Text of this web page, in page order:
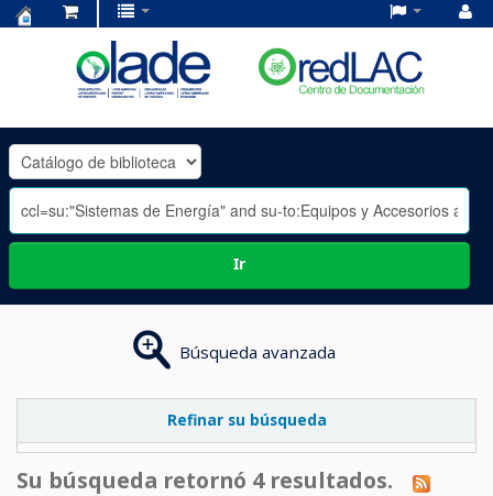
OLADE
-
Ir
Búsqueda avanzada
Refinar su búsqueda
Su búsqueda retornó 4 resultados.